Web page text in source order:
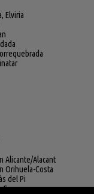
Elviria
Alicante/Alacant
Orihuela-Costa
del Pi